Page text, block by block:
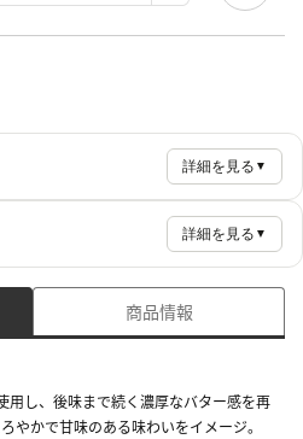
詳細を見る ▼
詳細を見る ▼
商品情報
用し、後味まで続く濃厚なバター感を再
やかで甘味のある味わいをイメージ。